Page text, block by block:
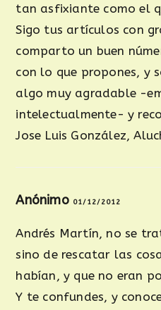
tan asfixiante como el
Sigo tus artículos con
comparto un buen
con lo que propones, y
algo muy agradable -
intelectualmente- y
Jose Luis González,
Anónimo 01/12/2012
Andrés Martín, no se
sino de rescatar las
habían, y que no eran
Y te confundes, y